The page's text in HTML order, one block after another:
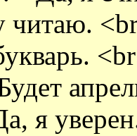
читаю.
я